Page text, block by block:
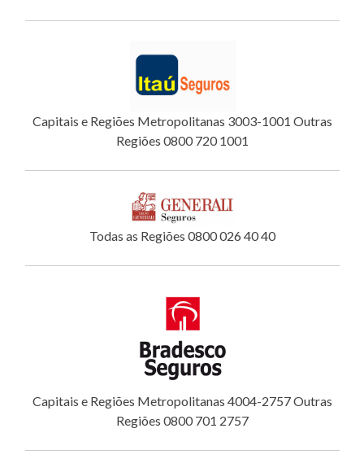
Capitais e Regiões Metropolitanas 3003-1001 Outras
Regiões 0800 720 1001
Todas as Regiões 0800 026 40 40
Capitais e Regiões Metropolitanas 4004-2757 Outras
Regiões 0800 701 2757